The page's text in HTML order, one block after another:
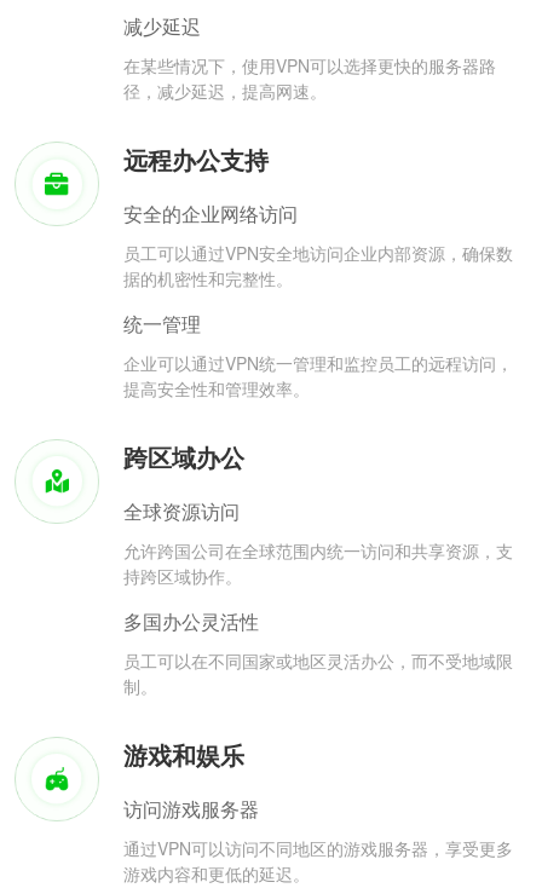
减少延迟
在某些情况下，使用VPN可以选择更快的服务器路
径，减少延迟，提高网速。
远程办公支持
安全的企业网络访问
员工可以通过VPN安全地访问企业内部资源，确保数
据的机密性和完整性。
统一管理
企业可以通过VPN统一管理和监控员工的远程访问，
提高安全性和管理效率。
跨区域办公
全球资源访问
允许跨国公司在全球范围内统一访问和共享资源，支
持跨区域协作。
多国办公灵活性
员工可以在不同国家或地区灵活办公，而不受地域限
制。
游戏和娱乐
访问游戏服务器
通过VPN可以访问不同地区的游戏服务器，享受更多
游戏内容和更低的延迟。